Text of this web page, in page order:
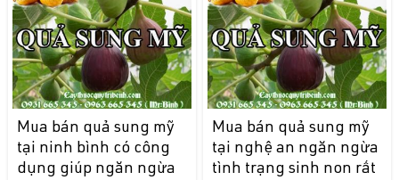
Mua bán quả sung mỹ
tại ninh bình có công
dụng giúp ngăn ngừa
Mua bán quả sung mỹ
tại nghệ an ngăn ngừa
tình trạng sinh non rất